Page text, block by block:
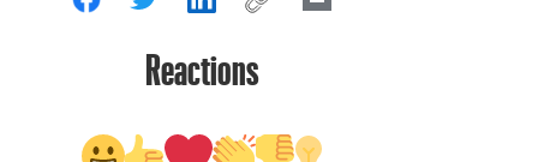
Reactions